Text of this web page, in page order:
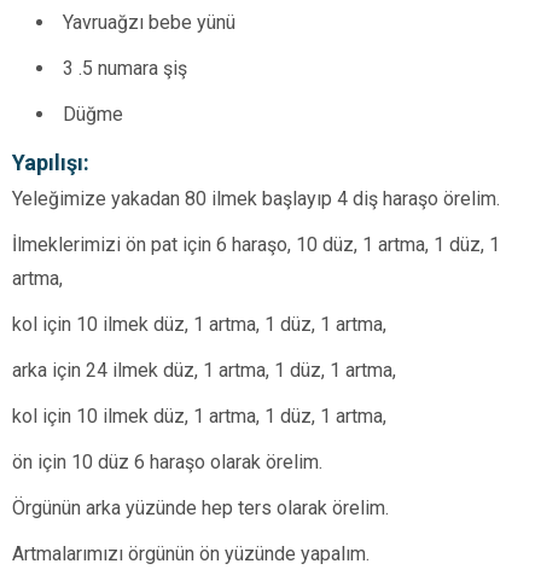
Yavruağzı bebe yünü
3 .5 numara şiş
Düğme
Yapılışı:
Yeleğimize yakadan 80 ilmek başlayıp 4 diş haraşo örelim.
İlmeklerimizi ön pat için 6 haraşo, 10 düz, 1 artma, 1 düz, 1
artma,
kol için 10 ilmek düz, 1 artma, 1 düz, 1 artma,
arka için 24 ilmek düz, 1 artma, 1 düz, 1 artma,
kol için 10 ilmek düz, 1 artma, 1 düz, 1 artma,
ön için 10 düz 6 haraşo olarak örelim.
Örgünün arka yüzünde hep ters olarak örelim.
Artmalarımızı örgünün ön yüzünde yapalım.